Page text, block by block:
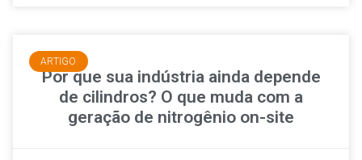
ARTIGO
Por que sua indústria ainda depende
de cilindros? O que muda com a
geração de nitrogênio on-site